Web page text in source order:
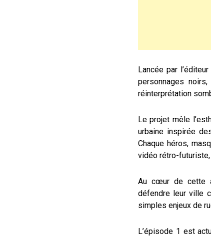
Lancée par
personnages
réinterprétation
Le projet mêle
urbaine inspirée
Chaque héros,
vidéo rétro-
Au cœur de cette
défendre leur ville
simples enjeux de
L’épisode 1 est